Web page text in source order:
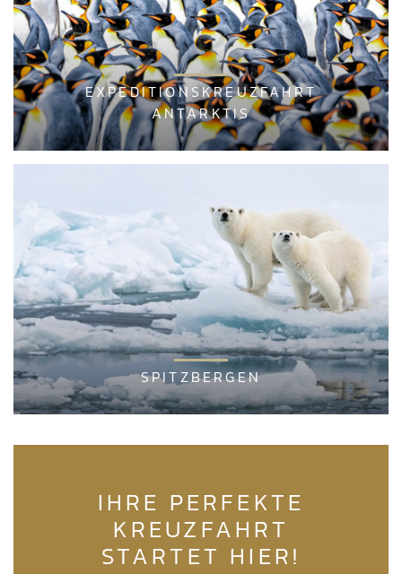
EXPEDITIONSKREUZFAHRT
ANTARKTIS
SPITZBERGEN
IHRE PERFEKTE
KREUZFAHRT
STARTET HIER!